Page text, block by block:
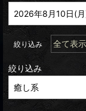
絞り込み 全て表示
絞り込み